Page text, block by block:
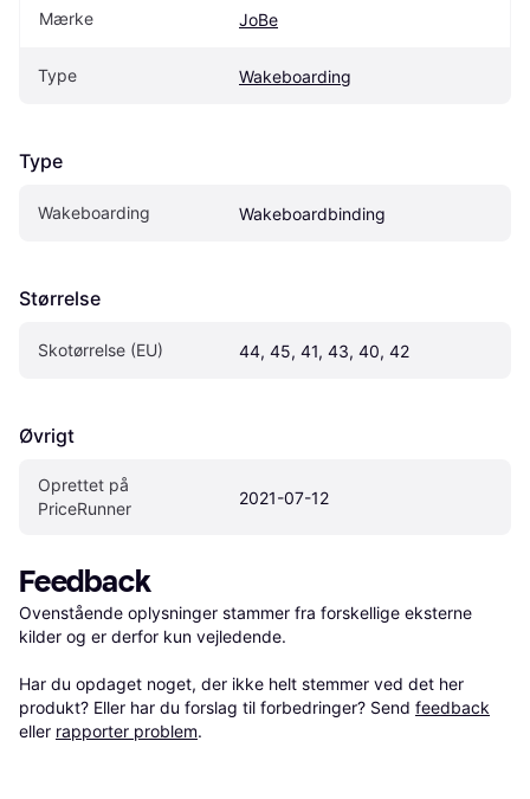
Mærke JoBe
Type Wakeboarding
Type
Wakeboarding Wakeboardbinding
Størrelse
Skotørrelse (EU) 44, 45, 41, 43, 40, 42
Øvrigt
Oprettet på
PriceRunner
2021-07-12
Feedback
Ovenstående oplysninger stammer fra forskellige eksterne
kilder og er derfor kun vejledende.
Har du opdaget noget, der ikke helt stemmer ved det her
produkt? Eller har du forslag til forbedringer? Send feedback
eller rapporter problem.